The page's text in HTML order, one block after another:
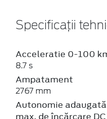
Specificații
Acceleratie 0-100
8.7 s
Ampatament
2767 mm
Autonomie
max. de încărcare